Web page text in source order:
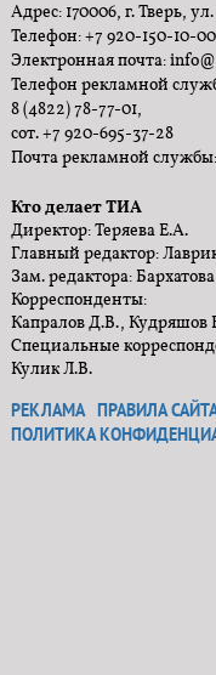
Адрес: 170006, г. Тверь,
Телефон: +7 920-150-10-00
Электронная почта:
Телефон рекламной
8 (4822) 78-77-01,
сот. +7 920-695-37-28
Почта рекламной
Кто делает ТИА
Директор: Теряева Е.А.
Главный редактор:
Зам. редактора:
Корреспонденты:
Капралов Д.В., Кудряшов
Специальные
Кулик Л.В.
РЕКЛАМА ПРАВИЛА
ПОЛИТИКА